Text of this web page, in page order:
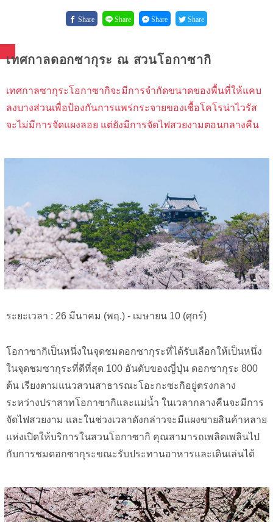
Share Share Share Share
เทศกาลดอกซากุระ ณ สวนโอกาซากิ
เทศกาลซากุระโอกาซากิจะมีการจำกัดขนาดของพื้นที่ให้แคบ
ลงบางส่วนเพื่อป้องกันการแพร่กระจายของเชื้อโคโรน่าไวรัส
จะไม่มีการจัดแผงลอย แต่ยังมีการจัดไฟสวยงามตอนกลางคืน
ระยะเวลา : 26 มีนาคม (พฤ.) - เมษายน 10 (ศุกร์)
โอกาซากิเป็นหนึ่งในจุดชมดอกซากุระที่ได้รับเลือกให้เป็นหนึ่ง
ในจุดชมซากุระที่ดีที่สุด 100 อันดับของญี่ปุ่น ดอกซากุระ 800
ต้น เรียงตามแนวสวนสาธารณะโอะกะซะกิอยู่ตรงกลาง
ระหว่างปราสาทโอกาซากิและแม่น้ำ ในเวลากลางคืนจะมีการ
จัดไฟสวยงาม และในช่วงเวลาดังกล่าวจะมีแผงขายสินค้าหลาย
แห่งเปิดให้บริการในสวนโอกาซากิ คุณสามารถเพลิดเพลินไป
กับการชมดอกซากุระขณะรับประทานอาหารและเดินเล่นได้